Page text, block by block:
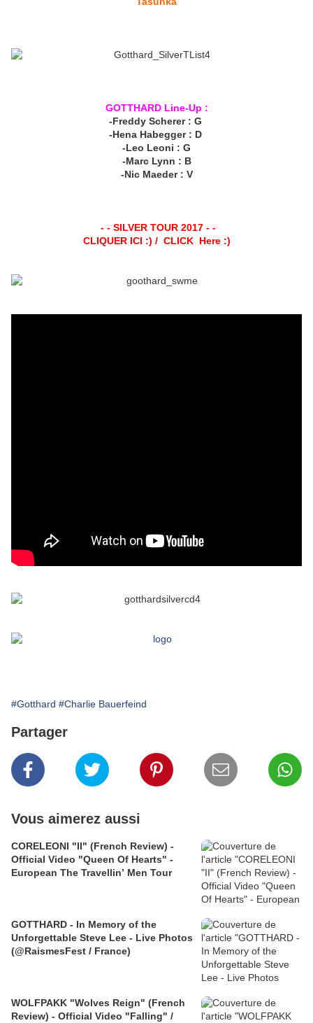
GOTTHARD Line-Up :
-Freddy Scherer : G
-Hena Habegger : D
-Leo Leoni : G
-Marc Lynn : B
-Nic Maeder : V
- - SILVER TOUR 2017 - -
CLIQUER ICI :) / CLICK Here :)
#Gotthard #Charlie Bauerfeind
Partager
Vous aimerez aussi
CORELEONI "II" (French Review) -
Official Video "Queen Of Hearts" -
European The Travellin’ Men Tour
GOTTHARD - In Memory of the
Unforgettable Steve Lee - Live Photos
(@RaismesFest / France)
WOLFPAKK "Wolves Reign" (French
Review) - Official Video "Falling" /